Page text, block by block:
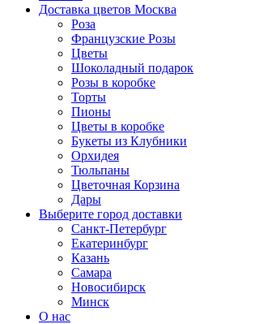
Доставка цветов Москва
Роза
Французские Розы
Цветы
Шоколадный подарок
Розы в коробке
Торты
Пионы
Цветы в коробке
Букеты из Клубники
Орхидея
Тюльпаны
Цветочная Корзина
Дары
Выберите город доставки
Санкт-Петербург
Екатеринбург
Казань
Самара
Новосибирск
Минск
О нас